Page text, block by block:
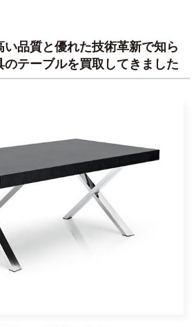
品質と優れた技術革新で知ら
テーブルを買取してきました